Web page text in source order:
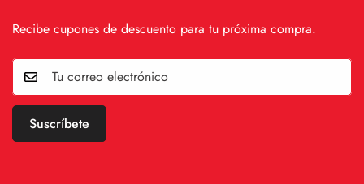
Recibe cupones de descuento para tu próxima compra.
Suscríbete